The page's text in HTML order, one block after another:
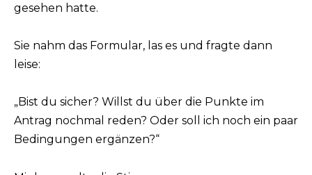
gesehen hatte.
Sie nahm das Formular, las es und fragte dann
leise:
„Bist du sicher? Willst du über die Punkte im
Antrag nochmal reden? Oder soll ich noch ein paar
Bedingungen ergänzen?“